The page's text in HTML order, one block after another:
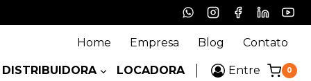
Home Empresa Blog Contato
DISTRIBUIDORA LOCADORA Entre 0